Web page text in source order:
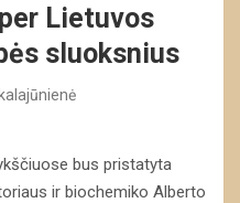
Lietuvos
sluoksnius
bus pristatyta
ir biochemiko Alberto